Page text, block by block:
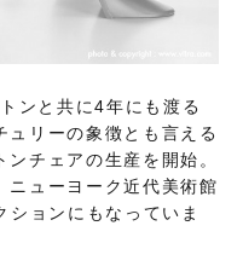
ンと共に4年にも渡る
ュリーの象徴とも言える
チェアの生産を開始。
ニューヨーク近代美術館
ションにもなっていま